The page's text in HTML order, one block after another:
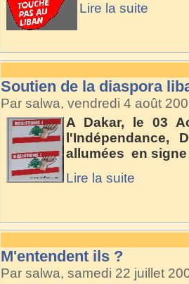
Lire la suite
Soutien de la diaspora
Par salwa, vendredi 4 août
A Dakar, le 03
allumées en signe
Lire la suite
M'entendent ils ?
Par salwa, samedi 22 juillet